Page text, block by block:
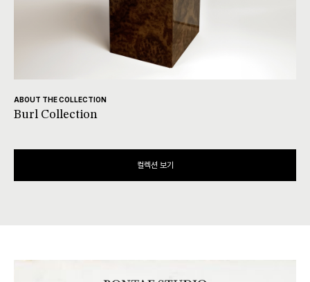
ABOUT THE COLLECTION
Burl Collection
컬렉션 보기